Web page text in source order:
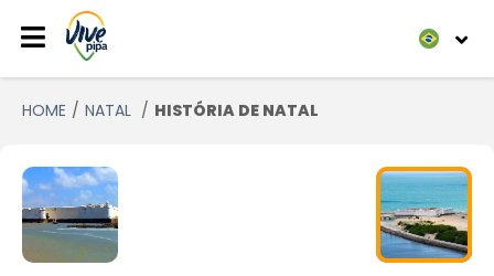
HOME NATAL HISTÓRIA DE NATAL